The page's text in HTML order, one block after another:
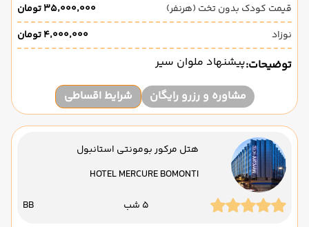
قیمت کودک بدون تخت (هرنفر)
۳۵٬۰۰۰٬۰۰۰ تومان
نوزاد
۴٬۰۰۰٬۰۰۰ تومان
توضیحات:پیشنهاد ملوان سیر
مشاوره و رزرو رایگان
شرایط اقساطی
هتل مرکور بومونتی استانبول
HOTEL MERCURE BOMONTI
5 شب BB